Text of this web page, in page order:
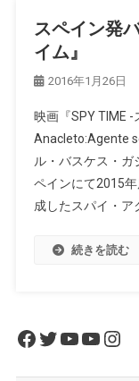
スペイン発
イム』
2016年1月26日
映画『SPY TIME
Anacleto:Agente
ル・バスケス・ガ
ペインにて2015
成したスパイ・ア
続きを読む
Facebook
Twitter
YouTube